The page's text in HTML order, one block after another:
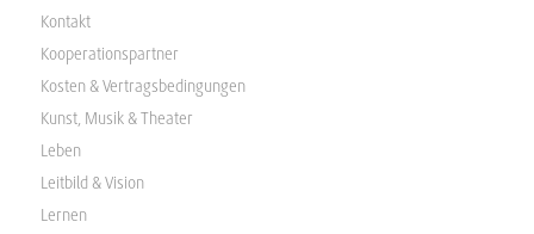
Kontakt
Kooperationspartner
Kosten & Vertragsbedingungen
Kunst, Musik & Theater
Leben
Leitbild & Vision
Lernen